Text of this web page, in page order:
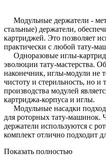
Модульные держатели -
стальные) держатели,
картриджей. Это позволяет
практически с любой тату-
Одноразовые иглы-
эволюции тату-мастерства.
наконечник, иглы-модули не
чистоту и стерильность, но и
производства модулей
картриджа-корпуса и иглы.
Модульные насадки
для роторных тату-машинок.
держатели используются с
комплект отлично подходит
Показать полностью